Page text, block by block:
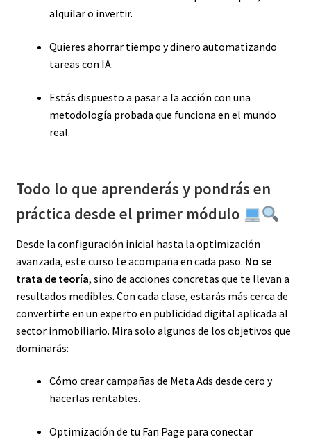
alquilar o invertir.
Quieres ahorrar tiempo y dinero automatizando
tareas con IA.
Estás dispuesto a pasar a la acción con una
metodología probada que funciona en el mundo
real.
Todo lo que aprenderás y pondrás en
práctica desde el primer módulo
Desde la configuración inicial hasta la optimización
avanzada, este curso te acompaña en cada paso. No se
trata de teoría, sino de acciones concretas que te llevan a
resultados medibles. Con cada clase, estarás más cerca de
convertirte en un experto en publicidad digital aplicada al
sector inmobiliario. Mira solo algunos de los objetivos que
dominarás:
Cómo crear campañas de Meta Ads desde cero y
hacerlas rentables.
Optimización de tu Fan Page para conectar